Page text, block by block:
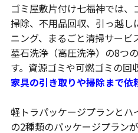
ゴミ屋敷片付け七福神では
掃除、不用品回収、引っ越し
ニング、まるごと清掃サービ
墓石洗浄（高圧洗浄）の8つ
す。資源ゴミや可燃ゴミの回
家具の引き取りや掃除まで依
軽トラパッケージプランと
の2種類のパッケージプラン